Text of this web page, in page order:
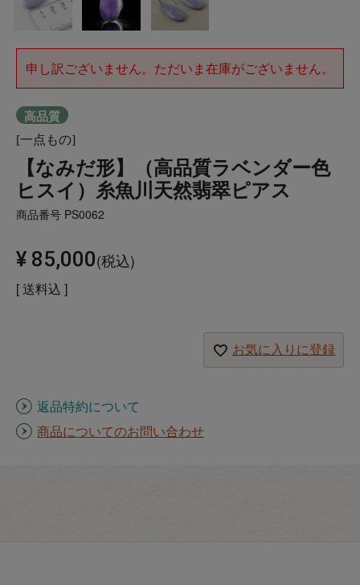
申し訳ございません。ただいま在庫がございません。
高品質
[一点もの]
【なみだ形】（高品質ラベンダー色
ヒスイ）糸魚川天然翡翠ピアス
商品番号 PS0062
¥ 85,000 税込
送料込
お気に入りに登録
返品特約について
商品についてのお問い合わせ